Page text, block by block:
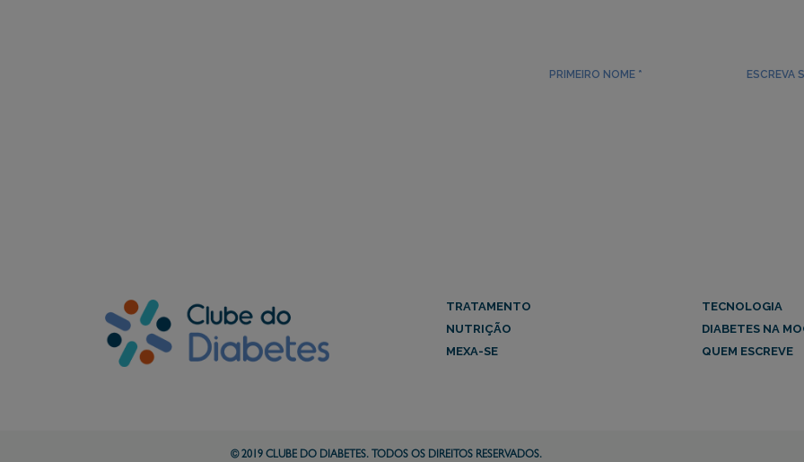
TRATAMENTO
NUTRIÇÃO
MEXA-SE
TECNOLOGIA
DIABETES NA
QUEM ESCREVE
© 2019 CLUBE DO DIABETES. TODOS OS DIREITOS RESERVADOS.